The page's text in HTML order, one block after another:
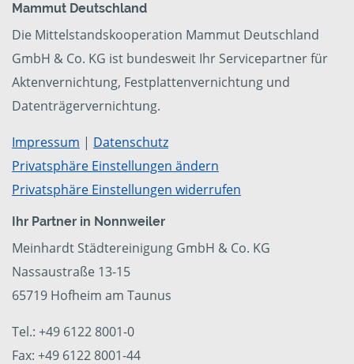
Mammut Deutschland
Die Mittelstandskooperation Mammut Deutschland
GmbH & Co. KG ist bundesweit Ihr Servicepartner für
Aktenvernichtung, Festplattenvernichtung und
Datenträgervernichtung.
Impressum | Datenschutz
Privatsphäre Einstellungen ändern
Privatsphäre Einstellungen widerrufen
Ihr Partner in Nonnweiler
Meinhardt Städtereinigung GmbH & Co. KG
Nassaustraße 13-15
65719 Hofheim am Taunus
Tel.: +49 6122 8001-0
Fax: +49 6122 8001-44